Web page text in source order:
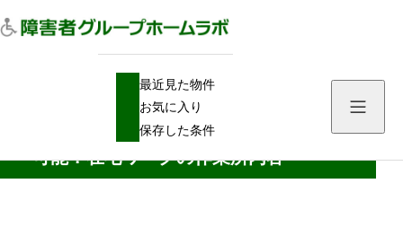
最近見た物件
お気に入り
保存した条件
就労継続支援A型・B型で完全在宅勤務は可能？在宅ワークの作業所内容
就労継続支援A型・B型で完全在宅勤務は
可能？在宅ワークの作業所内容